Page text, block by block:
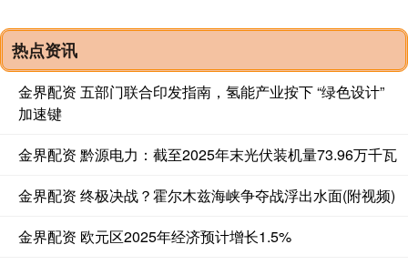
热点资讯
金界配资 五部门联合印发指南，氢能产业按下 “绿色设计”
加速键
金界配资 黔源电力：截至2025年末光伏装机量73.96万千瓦
金界配资 终极决战？霍尔木兹海峡争夺战浮出水面(附视频)
金界配资 欧元区2025年经济预计增长1.5%